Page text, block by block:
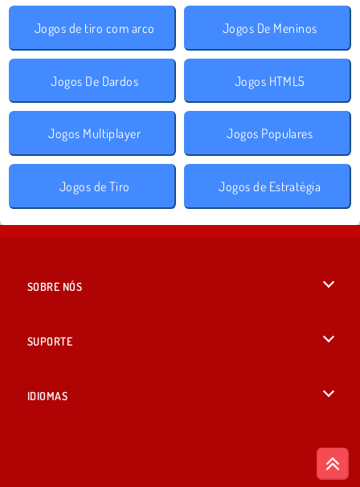
Jogos de tiro com arco Jogos De Meninos
Jogos De Dardos Jogos HTML5
Jogos Multiplayer Jogos Populares
Jogos de Tiro Jogos de Estratégia
SOBRE NÓS
SUPORTE
IDIOMAS